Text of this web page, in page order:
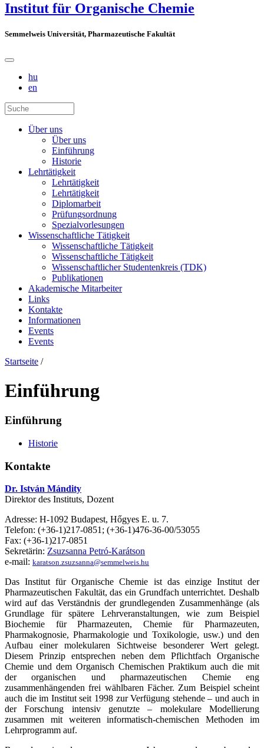
Institut für Organische Chemie
Semmelweis Universität, Pharmazeutische Fakultät
hu
en
Über uns
Über uns
Einführung
Historie
Lehrtätigkeit
Lehrtätigkeit
Lehrtätigkeit
Diplomarbeit
Prüfungsordnung
Spezialvorlesungen
Wissenschaftliche Tätigkeit
Wissenschaftliche Tätigkeit
Wissenschaftliche Tätigkeit
Wissenschaftlicher Studentenkreis (TDK)
Publikationen
Akademische Mitarbeiter
Links
Kontakte
Informationen
Events
Events
Startseite /
Einführung
Einführung
Historie
Kontakte
Dr. István Mándity
Direktor des Instituts, Dozent
Adresse: H-1092 Budapest, Hőgyes E. u. 7.
Telefon: (+36-1)217-0851; (+36-1)476-36-00/53055
Fax: (+36-1)217-0851
Sekretärin: Zsuzsanna Petró-Karátson
e-mail: karatson.zsuzsanna@semmelweis.hu
Das Institut für Organische Chemie ist das einzige Institut der
Pharmazeutischen Fakultät, das ein Grundfach unterrichtet. Deshalb
wird auf das Verständnis der grundlegenden Zusammenhänge (als
Grundlage für spätere Lehrveranstaltungen, wie zum Beispiel
Biochemie für Pharmazeuten, Chemie für Pharmazeuten,
Pharmakognosie, Pharmakologie und Toxikologie, usw.) und den
Aufbau einer molekularen Sichtweise besonderer Wert gelegt.
Diesem Prinzip entsprechen neben dem Pflichtfach Organische
Chemie und dem Organisch Chemischen Praktikum auch die mit
der organischen und pharmazeutischen Chemie eng
zusammenhängenden frei wählbaren Fächer. Zum Beispiel scheint
auch die im Institut seit 1998 zur Verfügung stehende – und auch in
der Forschung intensiv genutzte – molekulare Modellierung
zusammen mit weiteren informatisch-chemischen Methoden im
Lehrprogramm auf.